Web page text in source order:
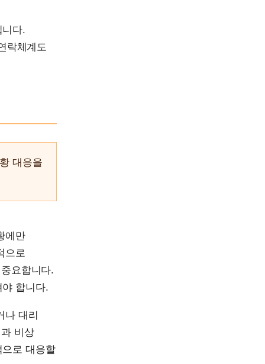
다.
락체계도
대응을
에만
으로
요합니다.
합니다.
나 대리
비상
로 대응할